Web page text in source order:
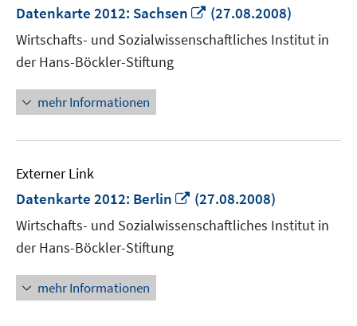
Datenkarte 2012: Sachsen
In
neuem
Fenster
(27.08.2008)
Wirtschafts- und Sozialwissenschaftliches Institut in
der Hans-Böckler-Stiftung
mehr Informationen
Externer Link
Datenkarte 2012: Berlin
In
neuem
Fenster
(27.08.2008)
Wirtschafts- und Sozialwissenschaftliches Institut in
der Hans-Böckler-Stiftung
mehr Informationen